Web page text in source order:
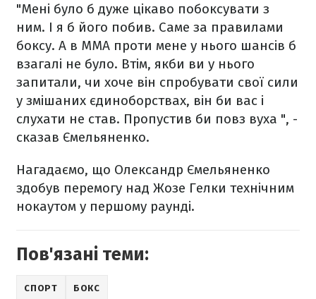
"Мені було б дуже цікаво побоксувати з
ним. І я б його побив. Саме за правилами
боксу. А в ММА проти мене у нього шансів б
взагалі не було. Втім, якби ви у нього
запитали, чи хоче він спробувати свої сили
у змішаних єдиноборствах, він би вас і
слухати не став. Пропустив би повз вуха ", -
сказав Ємельяненко.
Нагадаємо, що Олександр Ємельяненко
здобув перемогу над Жозе Гелки технічним
нокаутом у першому раунді.
Пов'язані теми:
СПОРТ БОКС